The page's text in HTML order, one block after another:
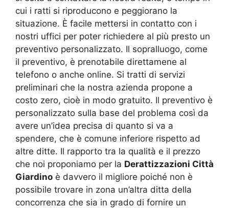
cui i ratti si riproducono e peggiorano la
situazione. È facile mettersi in contatto con i
nostri uffici per poter richiedere al più presto un
preventivo personalizzato. Il sopralluogo, come
il preventivo, è prenotabile direttamene al
telefono o anche online. Si tratti di servizi
preliminari che la nostra azienda propone a
costo zero, cioè in modo gratuito. Il preventivo è
personalizzato sulla base del problema così da
avere un’idea precisa di quanto si va a
spendere, che è comune inferiore rispetto ad
altre ditte. Il rapporto tra la qualità e il prezzo
che noi proponiamo per la Derattizzazioni Città
Giardino è davvero il migliore poiché non è
possibile trovare in zona un’altra ditta della
concorrenza che sia in grado di fornire un